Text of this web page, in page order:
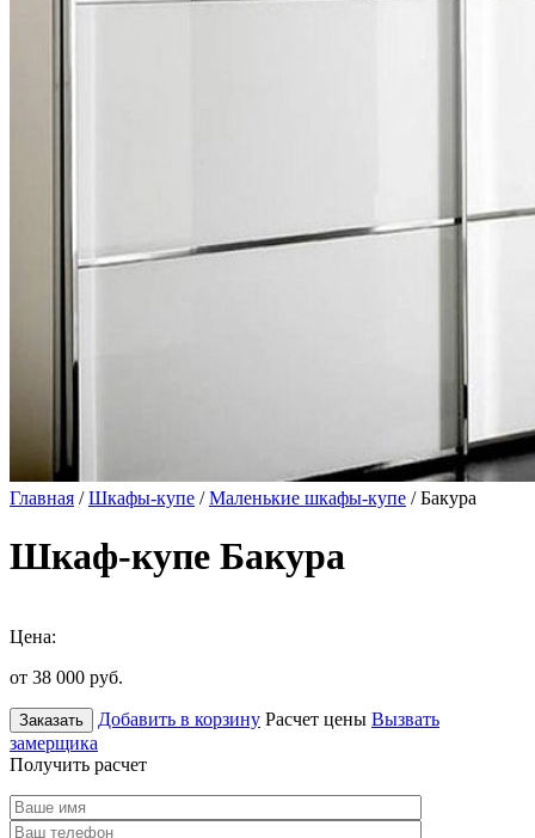
Главная /Шкафы-купе /Маленькие шкафы-купе / Бакура
Шкаф-купе Бакура
Цена:
от 38 000 руб.
Заказать Добавить в корзину Расчет цены Вызвать
замерщика
Получить расчет